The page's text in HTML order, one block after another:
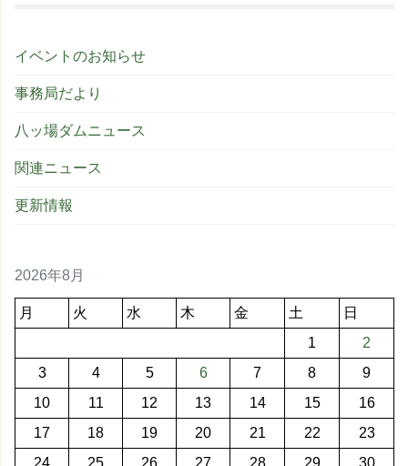
イベントのお知らせ
事務局だより
八ッ場ダムニュース
関連ニュース
更新情報
2026年8月
月 火 水 木 金 土
日
1
2
3
4 5 6 7 8
9
10
11 12 13 14 15
16
17
18 19 20 21 22
23
24
25 26 27 28 29
30